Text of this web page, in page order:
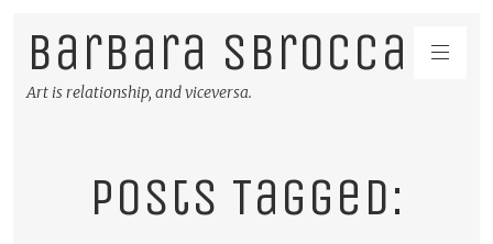
Barbara Sbrocca
Art is relationship, and viceversa.
Posts Tagged: